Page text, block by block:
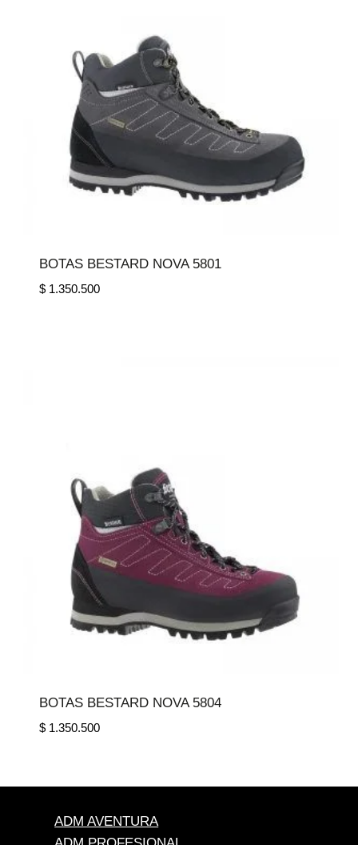
BOTAS BESTARD NOVA 5801
$1.350.500
BOTAS BESTARD NOVA 5804
$1.350.500
ADM AVENTURA